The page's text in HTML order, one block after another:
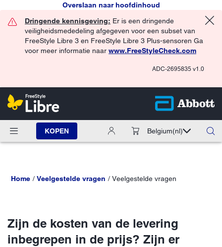
Overslaan naar hoofdinhoud
Dringende kennisgeving: Er is een dringende
veiligheidsmededeling afgegeven voor een subset van
FreeStyle Libre 3 en FreeStyle Libre 3 Plus-sensoren Ga
voor meer informatie naar www.FreeStyleCheck.com
ADC-2695835 v1.0
KOPEN Belgium(nl)
Home Veelgestelde vragen Veelgestelde vragen
Zijn de kosten van de levering
inbegrepen in de prijs? Zijn er